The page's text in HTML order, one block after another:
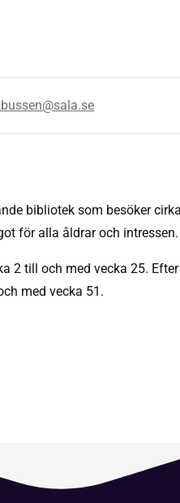
bibliotek som besöker
för alla åldrar och
2 till och med vecka 25.
med vecka 51.